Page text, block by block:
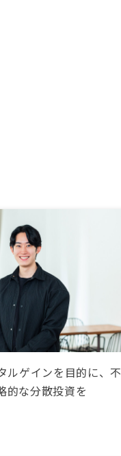
ルゲインを目的に、不
的な分散投資を